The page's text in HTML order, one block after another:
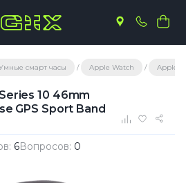
смарт часы Apple Watch Apple
10 46mm
GPS Sport Band
6Вопросов: 0